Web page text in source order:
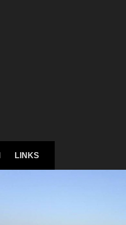
LINKS